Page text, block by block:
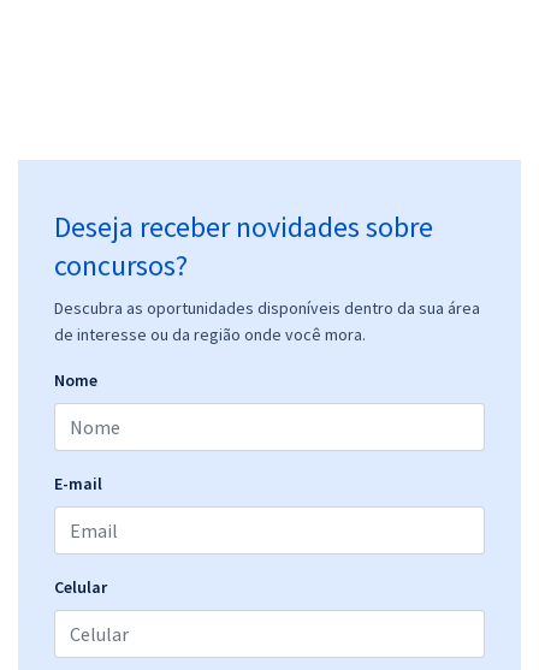
Deseja receber novidades sobre
concursos?
Descubra as oportunidades disponíveis dentro da sua área
de interesse ou da região onde você mora.
Nome
E-mail
Celular